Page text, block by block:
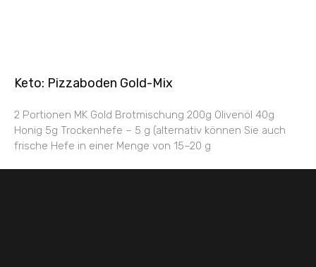
Keto: Pizzaboden Gold-Mix
2 Portionen MK Gold Brotmischung 200g Olivenöl 40g
Honig 5g Trockenhefe – 5 g (alternativ können Sie auch
frische Hefe in einer Menge von 15–20 g